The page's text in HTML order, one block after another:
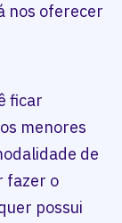
nos oferecer
ficar
menores
de
fazer o
possui